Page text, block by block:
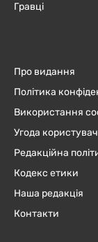
Гравці
Про видання
Політика
Використання
Угода
Редакційна
Кодекс етики
Наша редакція
Контакти